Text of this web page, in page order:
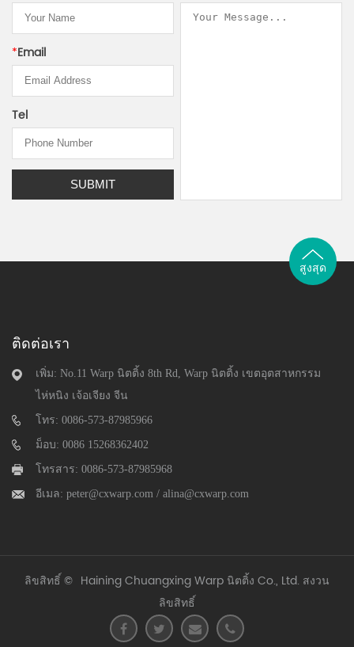
*Email
Tel
ติดต่อเรา
เพิ่ม: No.11 Warp นิตติ้ง 8th Rd, Warp นิตติ้ง เขตอุตสาหกรรม
ไห่หนิง เจ้อเจียง จีน
โทร: 0086-573-87985966
ม็อบ: 0086 15268362402
โทรสาร: 0086-573-87985968
อีเมล: peter@cxwarp.com / alina@cxwarp.com
สูงสุด
ลิขสิทธิ์ © Haining Chuangxing Warp นิตติ้ง Co., Ltd. สงวน
ลิขสิทธิ์